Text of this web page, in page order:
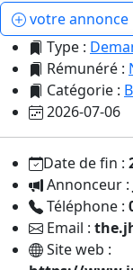
votre annonce
Type :
Rémunéré :
Catégorie :
2026-07-06
Date de fin :
Annonceur :
Téléphone :
Email :
Site web :